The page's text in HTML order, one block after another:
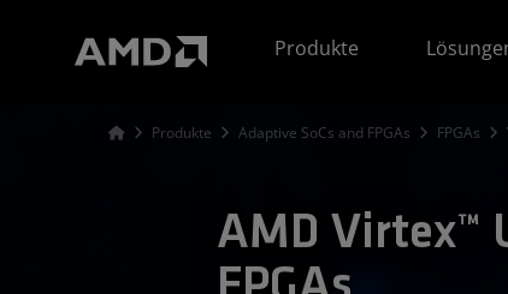
Produkte
Produkte Adaptive SoCs and FPGAs FPGAs
AMD Virtex™